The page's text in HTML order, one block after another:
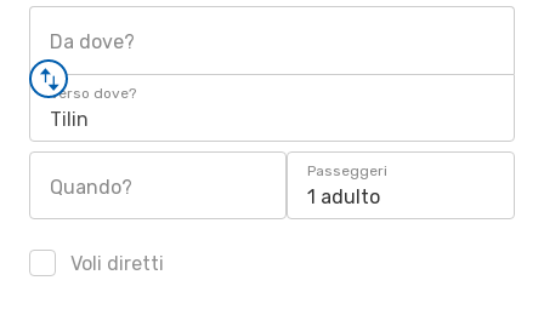
Da dove?
Verso dove?
Tilin
Quando?
Passeggeri
1 adulto
Voli diretti